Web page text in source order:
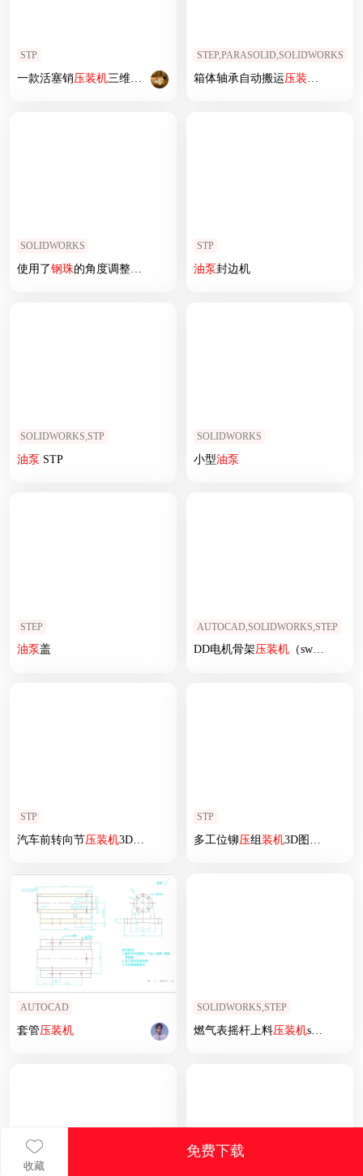
收藏
免费下载
STP
一款活塞销压装机三维模型
STEP,PARASOLID,SOLIDWORKS
箱体轴承自动搬运压装机
SOLIDWORKS
使用了钢珠的角度调整机构
STP
油泵封边机
SOLIDWORKS,STP
油泵 STP
SOLIDWORKS
小型油泵
STEP
油泵盖
AUTOCAD,SOLIDWORKS,STEP
DD电机骨架压装机（sw18+cad+说明书）
STP
汽车前转向节压装机3D图纸
STP
多工位铆压组装机3D图纸模型
AUTOCAD
套管压装机
SOLIDWORKS,STEP
燃气表摇杆上料压装机sw18